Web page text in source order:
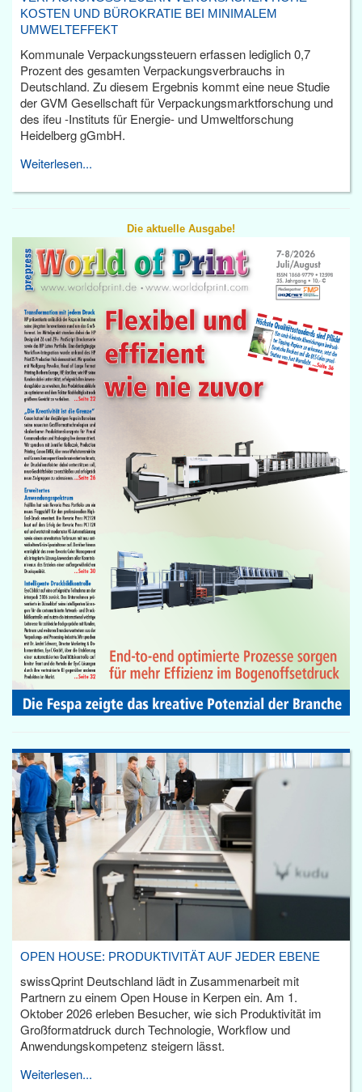
KOSTEN UND BÜROKRATIE BEI MINIMALEM
UMWELTEFFEKT
Kommunale Verpackungssteuern erfassen lediglich 0,7
Prozent des gesamten Verpackungsverbrauchs in
Deutschland. Zu diesem Ergebnis kommt eine neue Studie
der GVM Gesellschaft für Verpackungsmarktforschung und
des ifeu -Instituts für Energie- und Umweltforschung
Heidelberg gGmbH.
Weiterlesen...
Die aktuelle Ausgabe!
OPEN HOUSE: PRODUKTIVITÄT AUF JEDER EBENE
swissQprint Deutschland lädt in Zusammenarbeit mit
Partnern zu einem Open House in Kerpen ein. Am 1.
Oktober 2026 erleben Besucher, wie sich Produktivität im
Großformatdruck durch Technologie, Workflow und
Anwendungskompetenz steigern lässt.
Weiterlesen...